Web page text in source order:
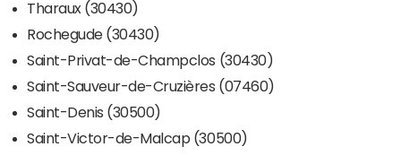
Tharaux (30430)
Rochegude (30430)
Saint-Privat-de-Champclos (30430)
Saint-Sauveur-de-Cruzières (07460)
Saint-Denis (30500)
Saint-Victor-de-Malcap (30500)